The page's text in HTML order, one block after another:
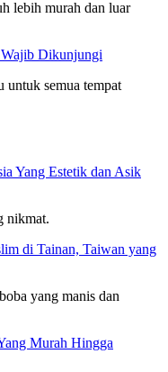
lebih murah dan luar
Dikunjungi
untuk semua tempat
Yang Estetik dan Asik
nikmat.
di Tainan, Taiwan yang
yang manis dan
Murah Hingga